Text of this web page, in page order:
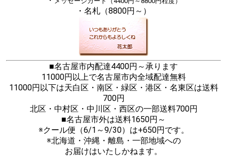
・名札（8800円～）
■名古屋市内配達4400円～承ります
11000円以上で名古屋市内全域配達無料
11000円以下は天白区・南区・緑区・港区・名東区は送料
700円
北区・中村区・中川区・西区の一部送料700円
■名古屋市外は送料1650円～
※クール便（6/1～9/30）は+650円です。
※北海道・沖縄・離島・一部地域への
お届けはいたしかねます。